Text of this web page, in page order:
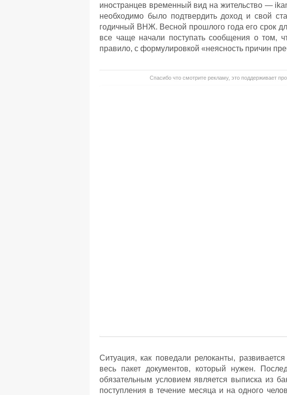
иностранцев временный вид на жительство —
необходимо было подтвердить доход и свой
годичный ВНЖ. Весной прошлого года его срок
все чаще начали поступать сообщения о том,
правило, с формулировкой «неясность причин
Спасибо что смотрите рекламу, это поддерживает
Ситуация, как поведали релоканты,
весь пакет документов, который нужен.
обязательным условием является выписка из
поступления в течение месяца и на одного